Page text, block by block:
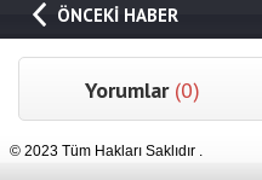
ÖNCEKİ HABER
Yorumlar (0)
© 2023 Tüm Hakları Saklıdır .